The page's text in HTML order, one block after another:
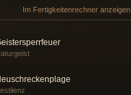
Im Fertigkeitenrechner anzeigen